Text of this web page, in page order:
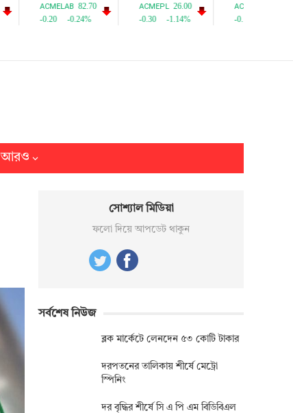
আরও
সোশ্যাল মিডিয়া
ফলো দিয়ে আপডেট থাকুন
সর্বশেষ নিউজ
ব্লক মার্কেটে লেনদেন ৫৩ কোটি টাকার
দরপতনের তালিকায় শীর্ষে মেট্রো
স্পিনিং
দর বৃদ্ধির শীর্ষে সি এ পি এম বিডিবিএল